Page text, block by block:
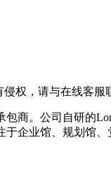
权，请与在线客服
商。公司自研的
企业馆、规划馆